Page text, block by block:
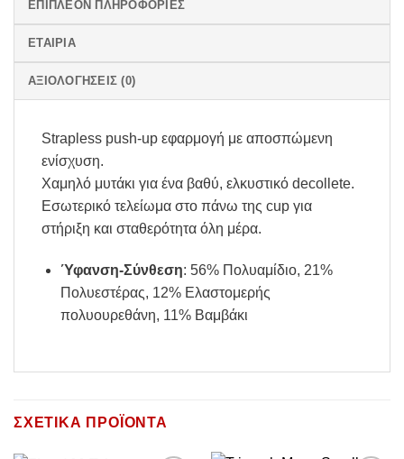
ΕΠΙΠΛΈΟΝ ΠΛΗΡΟΦΟΡΊΕΣ
ΕΤΑΙΡΊΑ
ΑΞΙΟΛΟΓΉΣΕΙΣ (0)
Strapless push-up εφαρμογή με αποσπώμενη
ενίσχυση.
Χαμηλό μυτάκι για ένα βαθύ, ελκυστικό decollete.
Εσωτερικό τελείωμα στο πάνω της cup για
στήριξη και σταθερότητα όλη μέρα.
Ύφανση-Σύνθεση: 56% Πολυαμίδιο, 21%
Πολυεστέρας, 12% Ελαστομερής
πολυουρεθάνη, 11% Βαμβάκι
ΣΧΕΤΙΚΆ ΠΡΟΪΌΝΤΑ